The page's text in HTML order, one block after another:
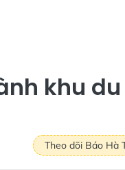
khu
Theo dõi Báo Hà